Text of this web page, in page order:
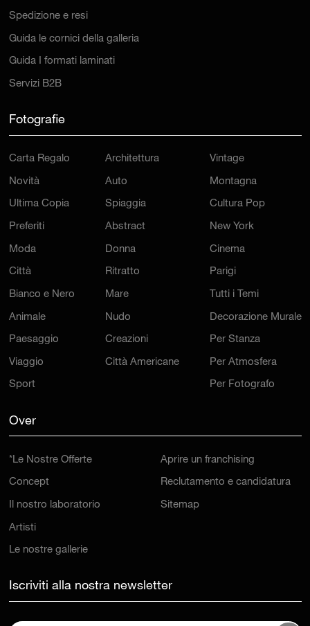
Spedizione e resi
Guida le cornici della galleria
Guida I formati laminati
Servizi B2B
Fotografie
Carta Regalo
Novità
Ultima Copia
Preferiti
Moda
Città
Bianco e Nero
Animale
Paesaggio
Viaggio
Sport
Architettura
Auto
Spiaggia
Abstract
Donna
Ritratto
Mare
Nudo
Creazioni
Città Americane
Vintage
Montagna
Cultura Pop
New York
Cinema
Parigi
Tutti i Temi
Decorazione Murale
Per Stanza
Per Atmosfera
Per Fotografo
Over
*Le Nostre Offerte
Concept
Il nostro laboratorio
Artisti
Le nostre gallerie
Aprire un franchising
Reclutamento e candidatura
Sitemap
Iscriviti alla nostra newsletter